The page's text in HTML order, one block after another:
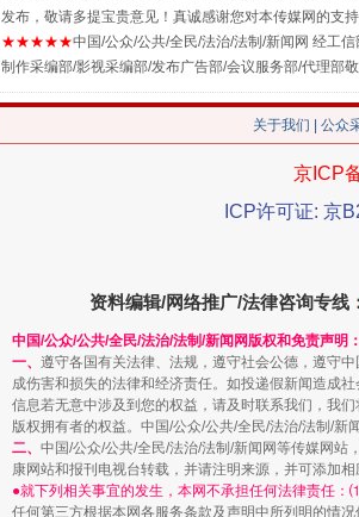
招工难、用工荒背后
发布，敬请多提宝贵意见！真诚感谢您对本传媒网的支
★★★★★中国/公众/公共/全民/法治/法制/新闻网 经工
制作采编部/影视采编部/发布广告部/会议服务部/代理部敬
关于我们 公众
京ICP
ICP许可证: 京
资料编辑/网络推广/法律咨询专线：
中国/公众/公共/全民/法治/法制/新闻网版权和免责声明：
一、 遵守各国有关法律、法规，遵守社会公德，遵守
成伤害和损失的法律和经济责任。如投递假新闻造成
信息若无意中涉及到您的权益，请及时联系我们，我
版权拥有者的权益。中国/公众/公共/全民/法治/法制/新
二、 中国/公众/公共/全民/法治/法制/新闻网等传媒网
康网站和报刊电视台转载，并请注明来源，并可添加相
●就下列相关事宜的发生，本网不承担任何法律责任：
任何第三方根据本网各服务条款及声明中所列明的情